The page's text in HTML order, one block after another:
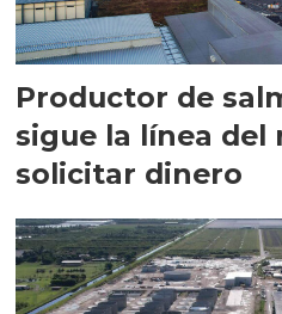
Productor de
sigue la línea del
solicitar dinero